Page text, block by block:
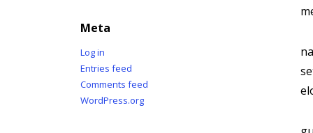
Meta
Log in
Entries feed
Comments feed
WordPress.org